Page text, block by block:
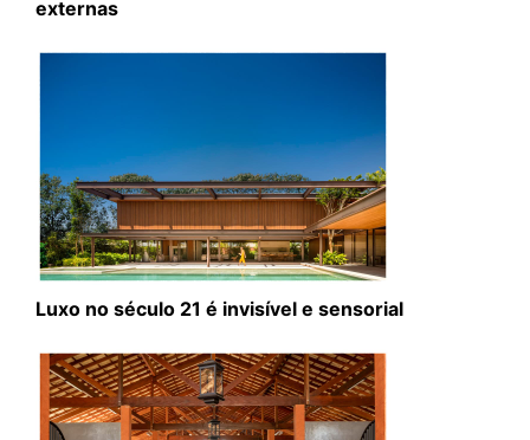
externas
Luxo no século 21 é invisível e sensorial